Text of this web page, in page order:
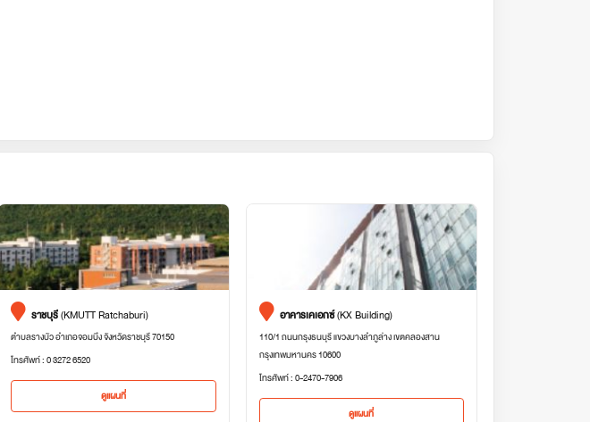
ราชบุรี(KMUTT Ratchaburi)
ตำบลรางบัว อำเภอจอมบึง จังหวัดราชบุรี 70150
โทรศัพท์ : 0 3272 6520
ดูแผนที่
อาคารเคเอกซ์(KX Building)
110/1 ถนนกรุงธนบุรี แขวงบางลำภูล่าง เขตคลองสาน
กรุงเทพมหานคร 10600
โทรศัพท์ : 0-2470-7906
ดูแผนที่